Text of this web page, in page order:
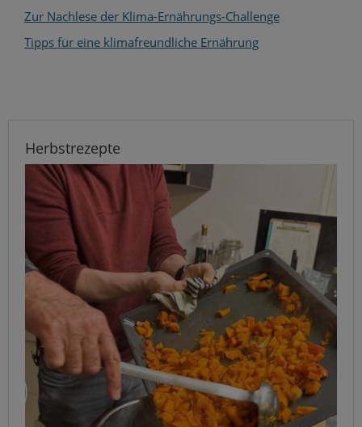
Zur Nachlese der Klima-Ernährungs-Challenge
Tipps für eine klimafreundliche Ernährung
Herbstrezepte